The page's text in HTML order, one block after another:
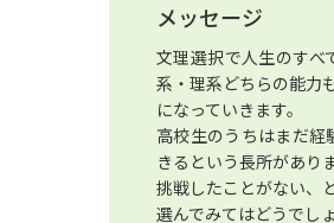
メッセージ
文理選択で人生のすべ
系・理系どちらの能力
になっていきます。
高校生のうちはまだ経
きるという長所があり
挑戦したことがない、
選んでみてはどうでし